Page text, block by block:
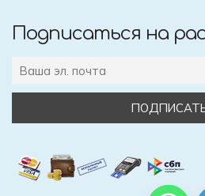
Подписаться на